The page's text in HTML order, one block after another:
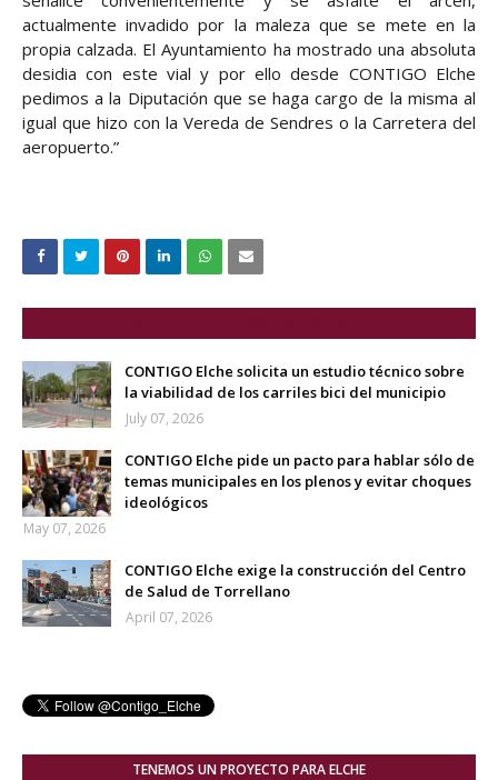
actualmente invadido por la maleza que se mete en la
propia calzada. El Ayuntamiento ha mostrado una absoluta
desidia con este vial y por ello desde CONTIGO Elche
pedimos a la Diputación que se haga cargo de la misma al
igual que hizo con la Vereda de Sendres o la Carretera del
aeropuerto.”
CONTIGO Elche solicita un estudio técnico sobre
la viabilidad de los carriles bici del municipio
July 07, 2026
CONTIGO Elche pide un pacto para hablar sólo de
temas municipales en los plenos y evitar choques
ideológicos
May 07, 2026
CONTIGO Elche exige la construcción del Centro
de Salud de Torrellano
April 07, 2026
TENEMOS UN PROYECTO PARA ELCHE